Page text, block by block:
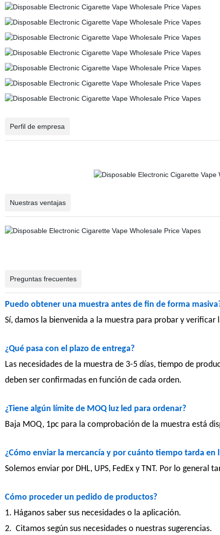
Perfil de empresa
Nuestras ventajas
Preguntas frecuentes
Puedo obtener una muestra antes de fin de forma
Sí, damos la bienvenida a la muestra para probar y
¿Qué pasa con el plazo de entrega?
Las necesidades de la muestra de 3-5 días, tiempo de
deben ser confirmadas en función de cada orden.
¿Tiene algún límite de MOQ luz led para ordenar?
Baja MOQ, 1pc para la comprobación de la muestra está
¿Cómo enviar la mercancía y por cuánto tiempo tarda en
Solemos enviar por DHL, UPS, FedEx y TNT. Por lo general
Cómo proceder un pedido de productos?
1. Háganos saber sus necesidades o la aplicación.
2. Citamos según sus necesidades o nuestras sugerencias.